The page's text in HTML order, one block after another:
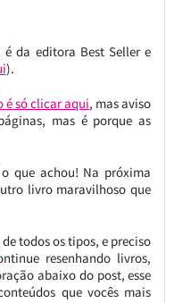
é da editora Best Seller e
).
é só clicar aqui, mas aviso
mas é porque as
que achou! Na próxima
livro maravilhoso que
de todos os tipos, e preciso
resenhando livros,
abaixo do post, esse
que vocês mais